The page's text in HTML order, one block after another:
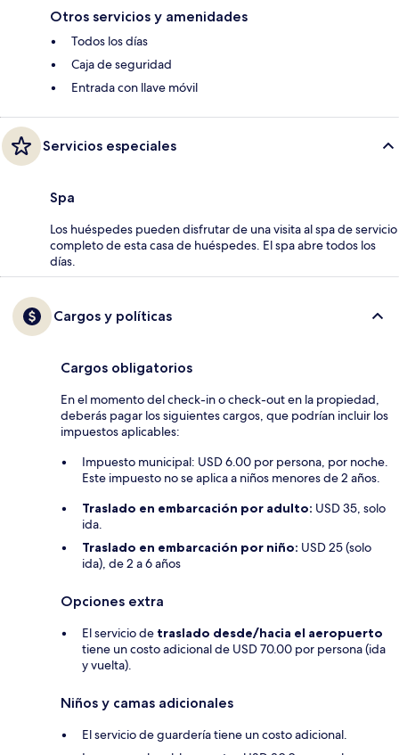
Otros servicios y amenidades
Todos los días
Caja de seguridad
Entrada con llave móvil
Servicios especiales
Spa
Los huéspedes pueden disfrutar de una visita al spa de servicio
completo de esta casa de huéspedes. El spa abre todos los
días.
Cargos y políticas
Cargos obligatorios
En el momento del check-in o check-out en la propiedad,
deberás pagar los siguientes cargos, que podrían incluir los
impuestos aplicables:
Impuesto municipal: USD 6.00 por persona, por noche.
Este impuesto no se aplica a niños menores de 2 años.
Traslado en embarcación por adulto: USD 35, solo
ida.
Traslado en embarcación por niño: USD 25 (solo
ida), de 2 a 6 años
Opciones extra
El servicio de traslado desde/hacia el aeropuerto
tiene un costo adicional de USD 70.00 por persona (ida
y vuelta).
Niños y camas adicionales
El servicio de guardería tiene un costo adicional.